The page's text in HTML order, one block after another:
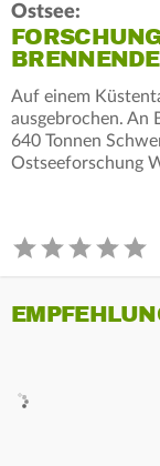
Ostsee:
Auf einem
ausgebrochen. An
640 Tonnen
Ostseeforschung